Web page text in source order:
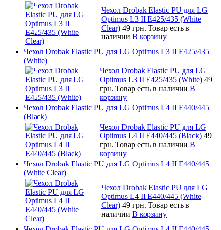
Чехол Drobak Elastic PU для LG
Optimus L3 II E425/435 (White
Сlear) 49 грн. Товар есть в
наличии В корзину
Чехол Drobak Elastic PU для LG Optimus L3 II E425/435
(White)
Чехол Drobak Elastic PU для LG
Optimus L3 II E425/435 (White) 49
грн. Товар есть в наличии В
корзину
Чехол Drobak Elastic PU для LG Optimus L4 II E440/445
(Black)
Чехол Drobak Elastic PU для LG
Optimus L4 II E440/445 (Black) 49
грн. Товар есть в наличии В
корзину
Чехол Drobak Elastic PU для LG Optimus L4 II E440/445
(White Clear)
Чехол Drobak Elastic PU для LG
Optimus L4 II E440/445 (White
Clear) 49 грн. Товар есть в
наличии В корзину